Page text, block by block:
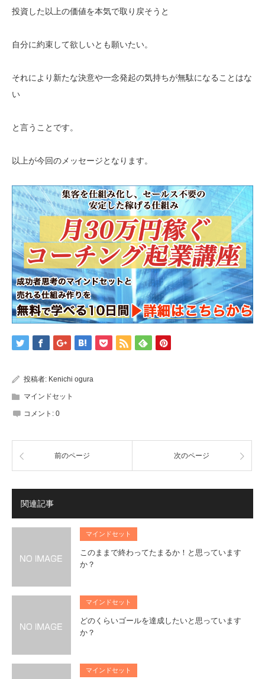
投資した以上の価値を本気で取り戻そうと
自分に約束して欲しいとも願いたい。
それにより新たな決意や一念発起の気持ちが無駄になることはな
い
と言うことです。
以上が今回のメッセージとなります。
投稿者: Kenichi ogura
マインドセット
コメント: 0
前のページ 次のページ
関連記事
マインドセット
このままで終わってたまるか！と思っています
か？
マインドセット
どのくらいゴールを達成したいと思っています
か？
マインドセット